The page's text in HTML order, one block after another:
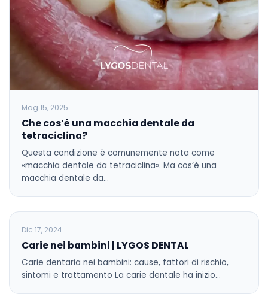
Mag 15, 2025
Che cos’è una macchia dentale da
tetraciclina?
Questa condizione è comunemente nota come
«macchia dentale da tetraciclina». Ma cos’è una
macchia dentale da…
BLOG
Dic 17, 2024
Carie nei bambini | LYGOS DENTAL
Carie dentaria nei bambini: cause, fattori di rischio,
sintomi e trattamento La carie dentale ha inizio…